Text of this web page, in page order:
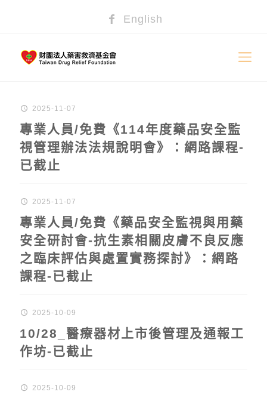
English
2025-11-07
專業人員/免費《114年度藥品安全監
視管理辦法法規說明會》：網路課程-
已截止
2025-11-07
專業人員/免費《藥品安全監視與用藥
安全研討會-抗生素相關皮膚不良反應
之臨床評估與處置實務探討》：網路
課程-已截止
2025-10-09
10/28_醫療器材上市後管理及通報工
作坊-已截止
2025-10-09